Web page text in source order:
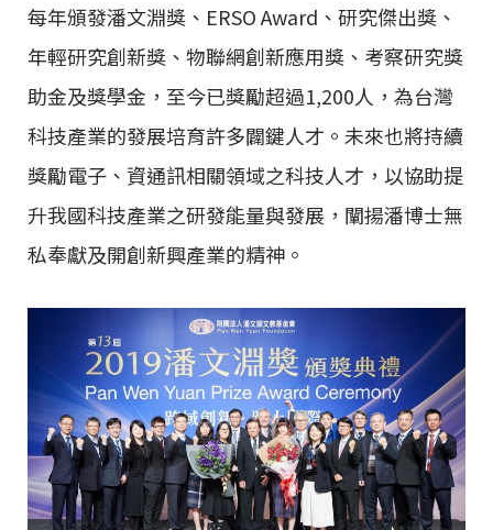
每年頒發潘文淵獎、ERSO Award、研究傑出獎、
年輕研究創新獎、物聯網創新應用獎、考察研究獎
助金及獎學金，至今已獎勵超過1,200人，為台灣
科技產業的發展培育許多闢鍵人才。未來也將持續
獎勵電子、資通訊相關領域之科技人才，以協助提
升我國科技產業之研發能量與發展，闡揚潘博士無
私奉獻及開創新興產業的精神。